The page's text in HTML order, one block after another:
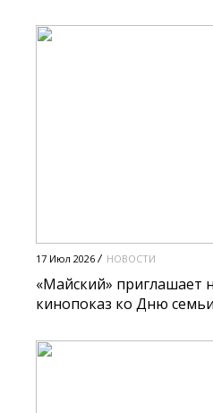
17 Июл 2026 НОВОСТИ
«Майский» приглашает
кинопоказ ко Дню